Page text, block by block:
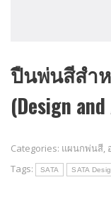
ปืนพ่นสีสํา
(Design
Categories: แผนกพ่นสี,
Tags:
SATA SATA